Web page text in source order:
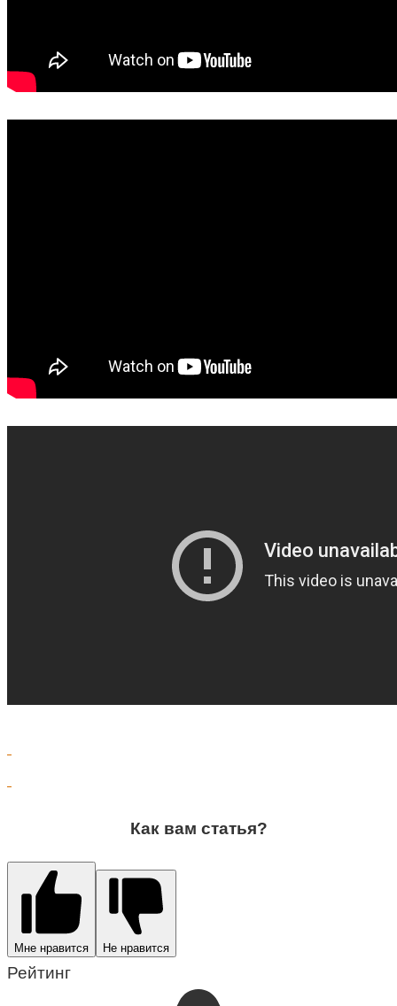
Как вам статья?
Мне нравится Не нравится
Рейтинг